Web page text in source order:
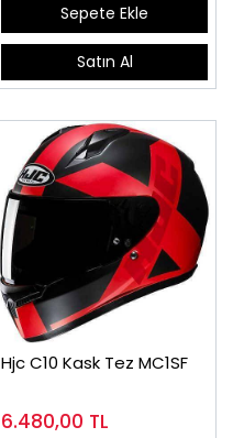
Sepete Ekle
Satın Al
Hjc C10 Kask Tez MC1SF
6.480,00 TL